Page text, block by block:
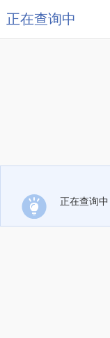
正在查询中
正在查询